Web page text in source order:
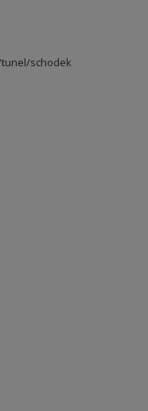
schodek